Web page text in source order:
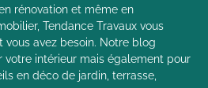
rénovation et même en
Tendance Travaux vous
avez besoin. Notre blog
votre intérieur mais également pour
en déco de jardin, terrasse,